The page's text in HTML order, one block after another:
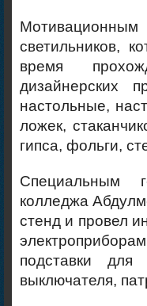
светильников,
время
дизайнерских
настольные,
ложек,
гипса, фольги,
Специальным
колледжа
стенд и провел
подставки
выключателя,